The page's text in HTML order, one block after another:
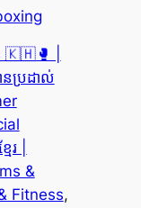
🇰🇭🥊 |
ប្រដាល់
|
&
Fitness